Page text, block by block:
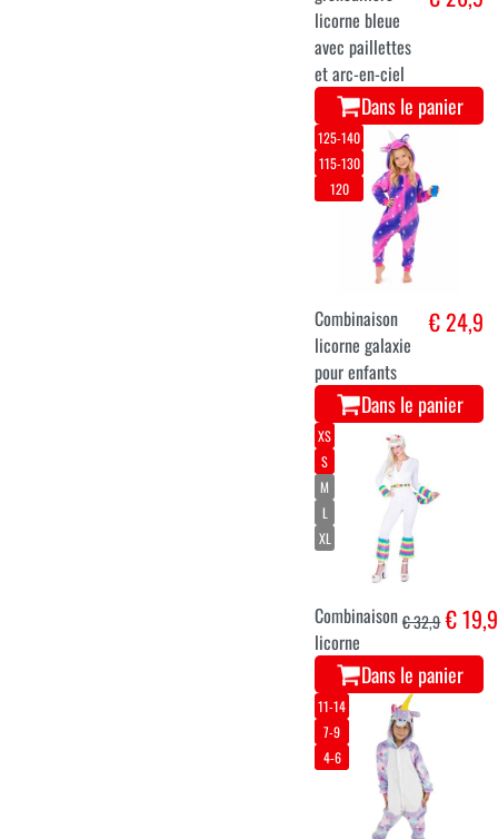
licorne bleue
avec paillettes
et arc-en-ciel
Dans le panier
125-140
115-130
120
Combinaison
licorne galaxie
pour enfants
€ 24,9
Dans le panier
XS
S
M
L
XL
Combinaison
licorne
€ 32,9€ 19,9
Dans le panier
11-14
7-9
4-6